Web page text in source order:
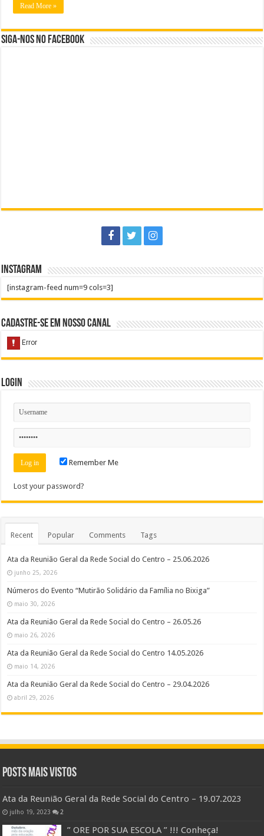
Read More »
Siga-nos no Facebook
Instagram
[instagram-feed num=9 cols=3]
Cadastre-se em nosso Canal
Login
Remember Me
Lost your password?
Recent Popular Comments Tags
Ata da Reunião Geral da Rede Social do Centro – 25.06.2026
junho 25, 2026
Números do Evento “Mutirão Solidário da Família no Bixiga”
maio 30, 2026
Ata da Reunião Geral da Rede Social do Centro – 26.05.26
maio 26, 2026
Ata da Reunião Geral da Rede Social do Centro 14.05.2026
maio 14, 2026
Ata da Reunião Geral da Rede Social do Centro – 29.04.2026
abril 29, 2026
Posts Mais Vistos
Ata da Reunião Geral da Rede Social do Centro – 19.07.2023
julho 19, 2023 2
” ORE POR SUA ESCOLA ” !!! Conheça!